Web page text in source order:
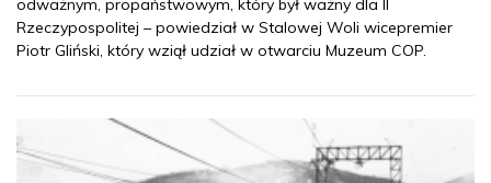
odważnym, propaństwowym, który był ważny dla II
Rzeczypospolitej – powiedział w Stalowej Woli wicepremier
Piotr Gliński, który wziął udział w otwarciu Muzeum COP.